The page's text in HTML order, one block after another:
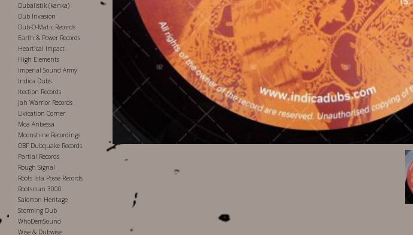
Dubalistik (kanka)
Dub Invasion
Dub-O-Matic Records
Earth & Power Records
Heartical Impact
High Elements
Imperial Sound Army
Indica Dubs
Itection Records
Jah Warrior Records
Livication Corner
Moa Anbessa
Moonshine Recordings
OBF Dubquake Records
Partial Records
Rough Signal
Roots Ista Posse Records
Rootsman 3000
Salomon Heritage
Storming Dub
WhoDemSound
Wise & Dubwise